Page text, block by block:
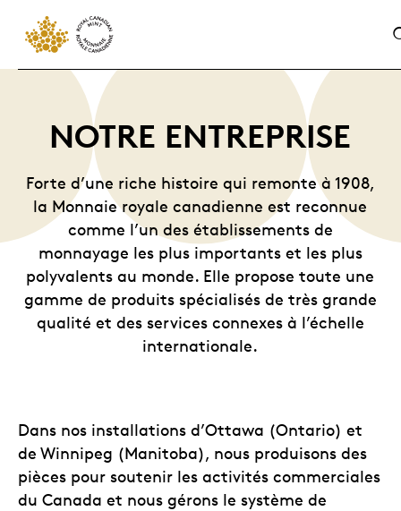
NOTRE ENTREPRISE
Forte d’une riche histoire qui remonte à 1908,
la Monnaie royale canadienne est reconnue
comme l’un des établissements de
monnayage les plus importants et les plus
polyvalents au monde. Elle propose toute une
gamme de produits spécialisés de très grande
qualité et des services connexes à l’échelle
internationale.
Dans nos installations d’Ottawa (Ontario) et
de Winnipeg (Manitoba), nous produisons des
pièces pour soutenir les activités commerciales
du Canada et nous gérons le système de